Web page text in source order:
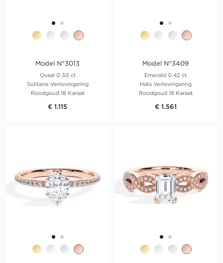
Model N°3013
Ovaal 0.30 ct
Solitaire Verlovingsring
Roodgoud 18 Karaat
€ 1.115
Model N°3409
Emerald 0.42 ct
Halo Verlovingsring
Roodgoud 18 Karaat
€ 1.561